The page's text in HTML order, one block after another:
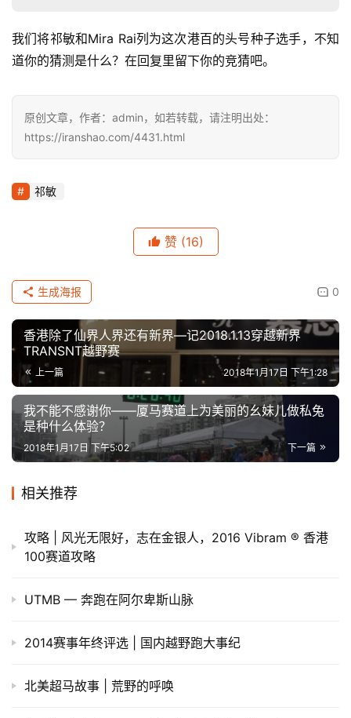
我们将祁敏和Mira Rai列为这次港百的头号种子选手，不知
道你的猜测是什么？在回复里留下你的竞猜吧。
原创文章，作者：admin，如若转载，请注明出处：
https://iranshao.com/4431.html
祁敏
赞 (16)
0
生成海报
香港除了仙界人界还有新界—记2018.1.13穿越新界
TRANSNT越野赛
上一篇 2018年1月17日 下午1:28
我不能不感谢你——厦马赛道上为美丽的幺妹儿做私兔
是种什么体验？
下一篇
2018年1月17日 下午5:02
相关推荐
攻略 | 风光无限好，志在金银人，2016 Vibram ® 香港
100赛道攻略
UTMB — 奔跑在阿尔卑斯山脉
2014赛事年终评选 | 国内越野跑大事纪
北美超马故事 | 荒野的呼唤